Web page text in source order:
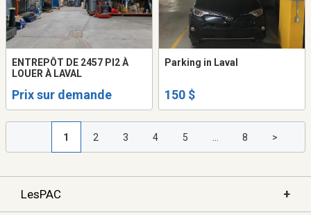
ENTREPÔT DE 2457 PI2 À
LOUER À LAVAL
Prix sur demande
Parking in Laval
150 $
1 2 3 4 5 8 >
LesPAC +